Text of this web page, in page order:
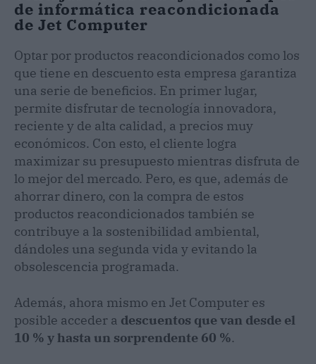
de informática reacondicionada
de Jet Computer
Optar por productos reacondicionados como los
que tiene en descuento esta empresa garantiza
una serie de beneficios. En primer lugar,
permite disfrutar de tecnología innovadora,
reciente y de alta calidad, a precios muy
económicos. Con esto, el cliente logra
maximizar su presupuesto mientras disfruta de
lo mejor del mercado. Pero, es que, además de
ahorrar dinero, con la compra de estos
productos reacondicionados también se
contribuye a la sostenibilidad ambiental,
dándoles una segunda vida y evitando la
obsolescencia programada.
Además, ahora mismo en Jet Computer es
posible acceder a descuentos que van desde el
10 % y hasta un sorprendente 60 %.